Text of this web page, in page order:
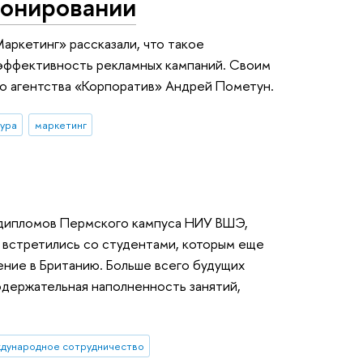
рассказали, что такое
рекламных кампаний. Своим
агентства «Корпоратив» Андрей Пометун.
маркетинг
Пермского кампуса НИУ ВШЭ,
со студентами, которым еще
в Британию. Больше всего будущих
наполненность занятий,
сотрудничество